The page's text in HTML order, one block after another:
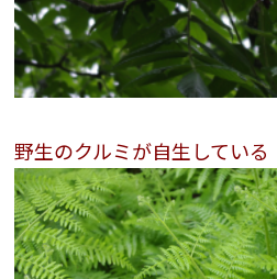
野生のクルミが自生している